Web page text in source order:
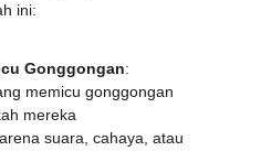
ini:
Gonggongan:
memicu gonggongan
mereka
suara, cahaya, atau